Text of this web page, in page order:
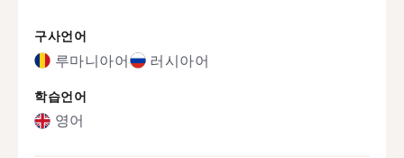
구사언어
루마니아어 러시아어
학습언어
영어